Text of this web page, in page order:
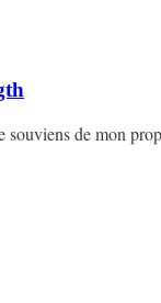
de mon